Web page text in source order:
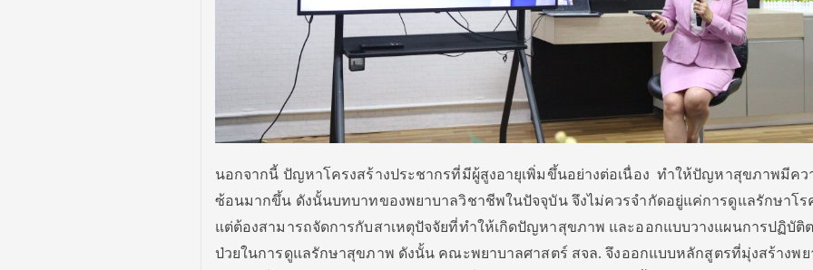
นอกจากนี้ ปัญหาโครงสร้างประชากรที่มีผู้สูงอายุเพิ่มขึ้นอย่างต่อเนื่อง ทำให้ปัญหาสุขภาพมีค
ซ้อนมากขึ้น ดังนั้นบทบาทของพยาบาลวิชาชีพในปัจจุบัน จึงไม่ควรจำกัดอยู่แค่การดูแลรักษาโร
แต่ต้องสามารถจัดการกับสาเหตุปัจจัยที่ทำให้เกิดปัญหาสุขภาพ และออกแบบวางแผนการปฏิบัติ
ป่วยในการดูแลรักษาสุขภาพ ดังนั้น คณะพยาบาลศาสตร์ สจล. จึงออกแบบหลักสูตรที่มุ่งสร้างพย